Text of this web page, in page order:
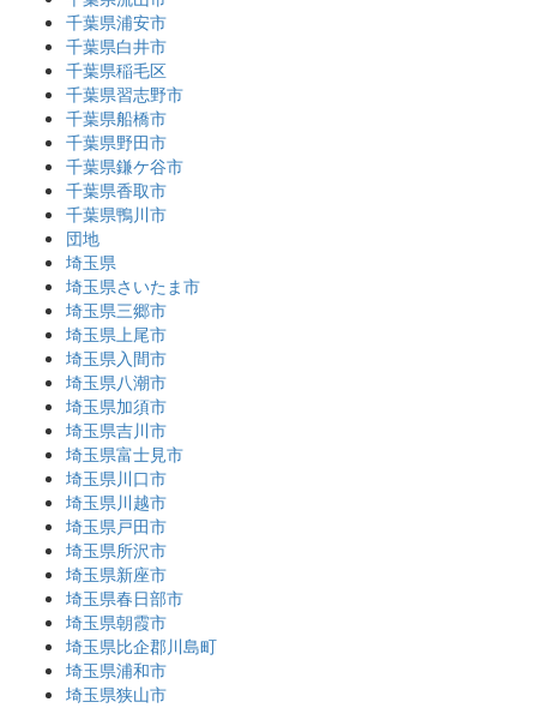
千葉県浦安市
千葉県白井市
千葉県稲毛区
千葉県習志野市
千葉県船橋市
千葉県野田市
千葉県鎌ケ谷市
千葉県香取市
千葉県鴨川市
団地
埼玉県
埼玉県さいたま市
埼玉県三郷市
埼玉県上尾市
埼玉県入間市
埼玉県八潮市
埼玉県加須市
埼玉県吉川市
埼玉県富士見市
埼玉県川口市
埼玉県川越市
埼玉県戸田市
埼玉県所沢市
埼玉県新座市
埼玉県春日部市
埼玉県朝霞市
埼玉県比企郡川島町
埼玉県浦和市
埼玉県狭山市